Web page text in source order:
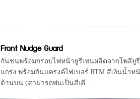
Front Nudge Guard
กันชนพร้อมกรอบไฟหน้ายูรีเทนผลิตจากโพลียู
แกร่ง พร้อมกันแครงค์ไฟเบอร์ RTM สีเงินน้ำห
ด้านบน (สามารถพ่นเป็นสีเดี...